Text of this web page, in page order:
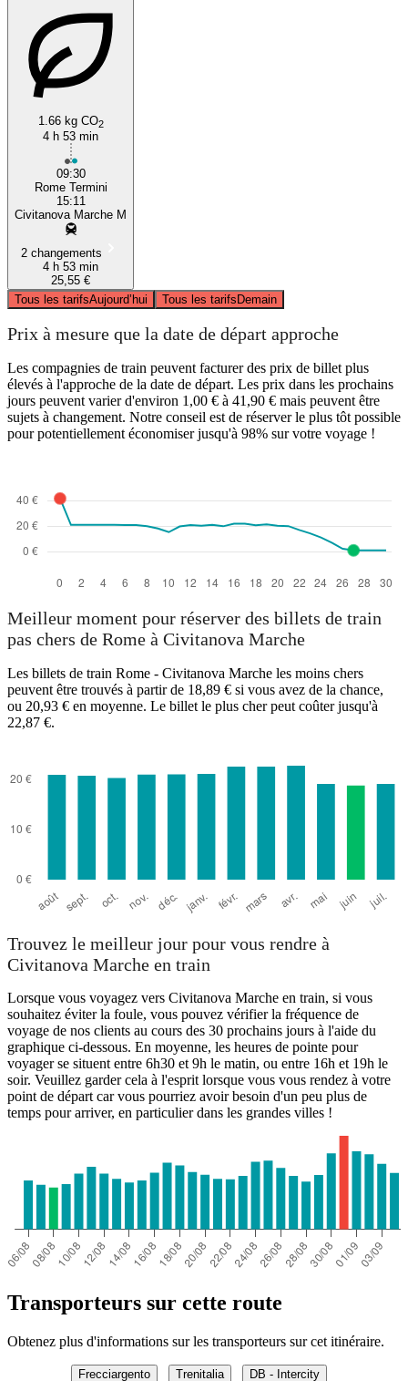
1.66 kg CO2
4 h 53 min
09:30
Rome Termini
15:11
Civitanova Marche M
2 changements
4 h 53 min
25,55 €
Tous les tarifsAujourd’hui Tous les tarifsDemain
Prix à mesure que la date de départ approche
Les compagnies de train peuvent facturer des prix de billet plus
élevés à l'approche de la date de départ. Les prix dans les prochains
jours peuvent varier d'environ 1,00 € à 41,90 € mais peuvent être
sujets à changement. Notre conseil est de réserver le plus tôt possible
pour potentiellement économiser jusqu'à 98% sur votre voyage !
Meilleur moment pour réserver des billets de train
pas chers de Rome à Civitanova Marche
Les billets de train Rome - Civitanova Marche les moins chers
peuvent être trouvés à partir de 18,89 € si vous avez de la chance,
ou 20,93 € en moyenne. Le billet le plus cher peut coûter jusqu'à
22,87 €.
Trouvez le meilleur jour pour vous rendre à
Civitanova Marche en train
Lorsque vous voyagez vers Civitanova Marche en train, si vous
souhaitez éviter la foule, vous pouvez vérifier la fréquence de
voyage de nos clients au cours des 30 prochains jours à l'aide du
graphique ci-dessous. En moyenne, les heures de pointe pour
voyager se situent entre 6h30 et 9h le matin, ou entre 16h et 19h le
soir. Veuillez garder cela à l'esprit lorsque vous vous rendez à votre
point de départ car vous pourriez avoir besoin d'un peu plus de
temps pour arriver, en particulier dans les grandes villes !
Transporteurs sur cette route
Obtenez plus d'informations sur les transporteurs sur cet itinéraire.
Frecciargento Trenitalia DB - Intercity